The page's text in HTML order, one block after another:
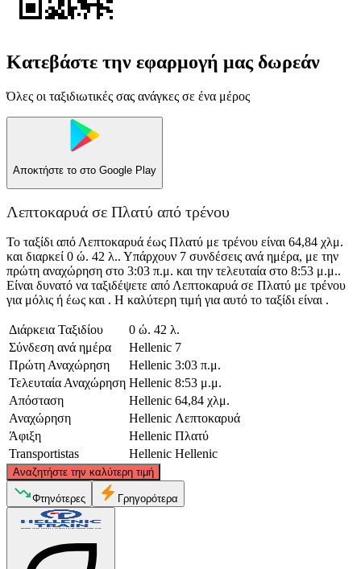
Κατεβάστε την εφαρμογή μας δωρεάν
Όλες οι ταξιδιωτικές σας ανάγκες σε ένα μέρος
Αποκτήστε το στο Google Play
Λεπτοκαρυά σε Πλατύ από τρένου
Το ταξίδι από Λεπτοκαρυά έως Πλατύ με τρένου είναι 64,84 χλμ.
και διαρκεί 0 ώ. 42 λ.. Υπάρχουν 7 συνδέσεις ανά ημέρα, με την
πρώτη αναχώρηση στο 3:03 π.μ. και την τελευταία στο 8:53 μ.μ..
Είναι δυνατό να ταξιδέψετε από Λεπτοκαρυά σε Πλατύ με τρένου
για μόλις ή έως και . Η καλύτερη τιμή για αυτό το ταξίδι είναι .
Διάρκεια Ταξιδίου
0 ώ. 42 λ.
Σύνδεση ανά ημέρα
Hellenic 7
Πρώτη Αναχώρηση
Hellenic 3:03 π.μ.
Τελευταία Αναχώρηση Hellenic 8:53 μ.μ.
Απόσταση
Hellenic 64,84 χλμ.
Αναχώρηση
Hellenic Λεπτοκαρυά
Άφιξη
Hellenic Πλατύ
Transportistas
Hellenic Hellenic
Αναζητήστε την καλύτερη τιμή
©CARTO
Φτηνότερες Γρηγορότερα